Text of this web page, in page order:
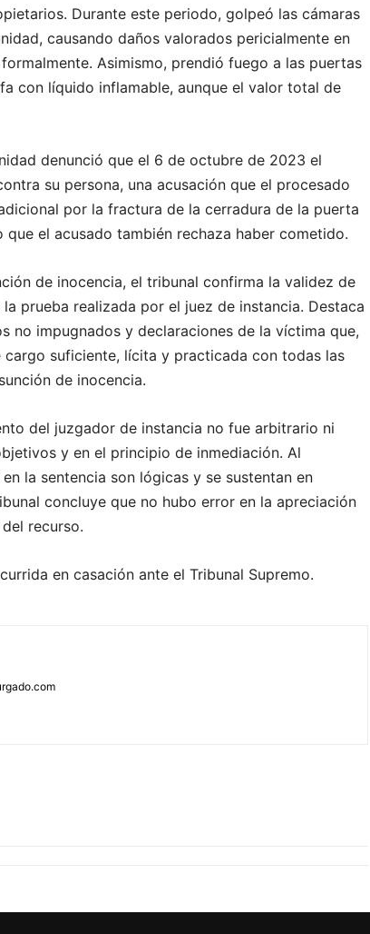
Durante este periodo, golpeó las cámaras
causando daños valorados pericialmente en
Asimismo, prendió fuego a las puertas
con líquido inflamable, aunque el valor total de
denunció que el 6 de octubre de 2023 el
su persona, una acusación que el procesado
por la fractura de la cerradura de la puerta
el acusado también rechaza haber cometido.
de inocencia, el tribunal confirma la validez de
prueba realizada por el juez de instancia. Destaca
no impugnados y declaraciones de la víctima que,
suficiente, lícita y practicada con todas las
de inocencia.
del juzgador de instancia no fue arbitrario ni
y en el principio de inmediación. Al
la sentencia son lógicas y se sustentan en
concluye que no hubo error en la apreciación
recurso.
en casación ante el Tribunal Supremo.